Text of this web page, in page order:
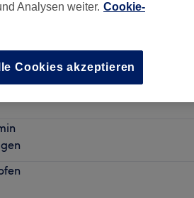
einer Gesichtsbehandlung
Analysen weiter. Cookie-
Cookies akzeptieren